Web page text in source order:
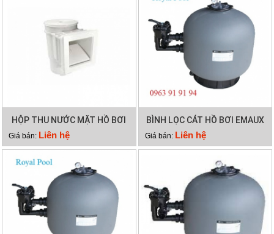
HỘP THU NƯỚC MẶT HỒ BƠI
EMAUX EM0010
Giá bán: Liên hệ
BÌNH LỌC CÁT HỒ BƠI EMAUX
SP500
Giá bán: Liên hệ